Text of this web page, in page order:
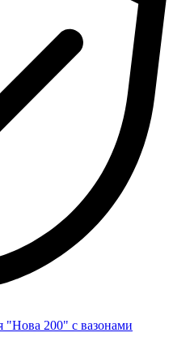
"Нова 200" с вазонами